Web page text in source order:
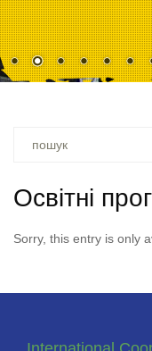
шукали
Освітні
Sorry, this entry is only